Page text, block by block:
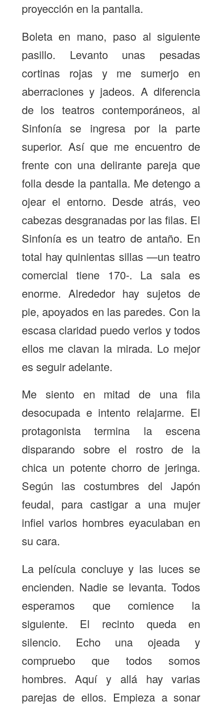
proyección en la pantalla.
Boleta en mano, paso al siguiente
pasillo. Levanto unas pesadas
cortinas rojas y me sumerjo en
aberraciones y jadeos. A diferencia
de los teatros contemporáneos, al
Sinfonía se ingresa por la parte
superior. Así que me encuentro de
frente con una delirante pareja que
folla desde la pantalla. Me detengo a
ojear el entorno. Desde atrás, veo
cabezas desgranadas por las filas. El
Sinfonía es un teatro de antaño. En
total hay quinientas sillas —un teatro
comercial tiene 170-. La sala es
enorme. Alrededor hay sujetos de
pie, apoyados en las paredes. Con la
escasa claridad puedo verlos y todos
ellos me clavan la mirada. Lo mejor
es seguir adelante.
Me siento en mitad de una fila
desocupada e intento relajarme. El
protagonista termina la escena
disparando sobre el rostro de la
chica un potente chorro de jeringa.
Según las costumbres del Japón
feudal, para castigar a una mujer
infiel varios hombres eyaculaban en
su cara.
La película concluye y las luces se
encienden. Nadie se levanta. Todos
esperamos que comience la
siguiente. El recinto queda en
silencio. Echo una ojeada y
compruebo que todos somos
hombres. Aquí y allá hay varias
parejas de ellos. Empieza a sonar